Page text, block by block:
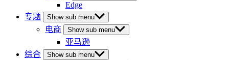
Edge
专题
Show sub menu
电商 Show sub menu
亚马逊
综合
Show sub menu